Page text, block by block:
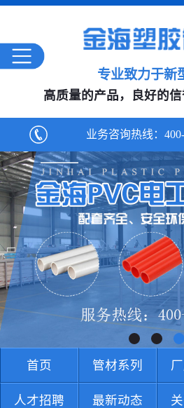
专业致力于新
高质量的产品，良好的
业务咨询热线：
首页 管材系列
人才招聘 最新动态